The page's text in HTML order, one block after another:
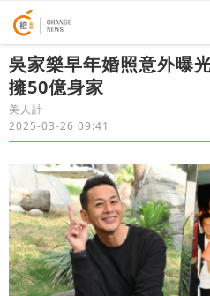
吳家樂早年婚照意外曝
擁50億身家
美人計
2025-03-26 09:41